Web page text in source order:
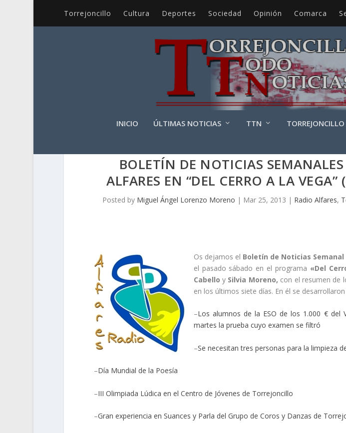
Torrejoncillo Cultura Deportes Sociedad Opinión Comarca
INICIO ÚLTIMAS NOTICIAS TTN TORREJONCILLO
BOLETÍN DE NOTICIAS
ALFARES EN “DEL CERRO A LA
Posted by Miguel Ángel Lorenzo Moreno | Mar 25, 2013 | Radio Alfares,
Os dejamos el Boletín de Noticias Semanal
el pasado sábado en el programa «Del
Cabello y Silvia Moreno, con el resumen de
en los últimos siete días. En él se
–Los alumnos de la ESO de los 1.000 € del
martes la prueba cuyo examen se filtró
–Se necesitan tres personas para la limpieza
–Día Mundial de la Poesía
–III Olimpiada Lúdica en el Centro de Jóvenes de Torrejoncillo
–Gran experiencia en Suances y Parla del Grupo de Coros y Danzas de